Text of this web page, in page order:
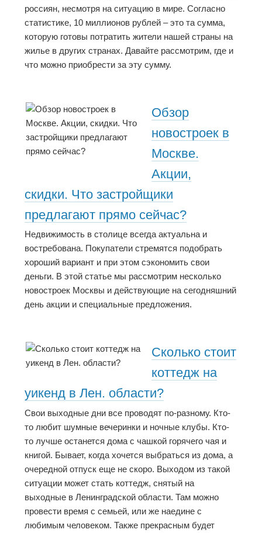
россиян, несмотря на ситуацию в мире. Согласно
статистике, 10 миллионов рублей – это та сумма,
которую готовы потратить жители нашей страны на
жилье в других странах. Давайте рассмотрим, где и
что можно приобрести за эту сумму.
Обзор
новостроек в
Москве.
Акции,
скидки. Что застройщики
предлагают прямо сейчас?
Недвижимость в столице всегда актуальна и
востребована. Покупатели стремятся подобрать
хороший вариант и при этом сэкономить свои
деньги. В этой статье мы рассмотрим несколько
новостроек Москвы и действующие на сегодняшний
день акции и специальные предложения.
Сколько стоит
коттедж на
уикенд в Лен. области?
Свои выходные дни все проводят по-разному. Кто-
то любит шумные вечеринки и ночные клубы. Кто-
то лучше останется дома с чашкой горячего чая и
книгой. Бывает, когда хочется выбраться из дома, а
очередной отпуск еще не скоро. Выходом из такой
ситуации может стать коттедж, снятый на
выходные в Ленинградской области. Там можно
провести время с семьей, или же наедине с
любимым человеком. Также прекрасным будет